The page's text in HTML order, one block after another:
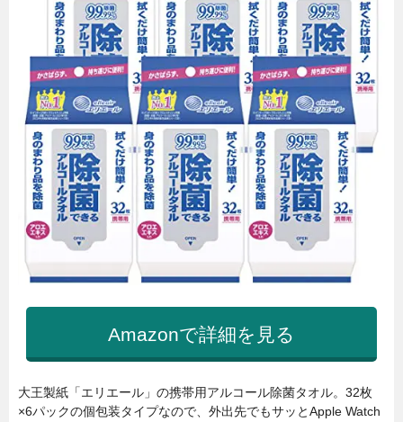
Amazonで詳細を見る
大王製紙「エリエール」の携帯用アルコール除菌タオル。32枚
×6パックの個包装タイプなので、外出先でもサッとApple Watch